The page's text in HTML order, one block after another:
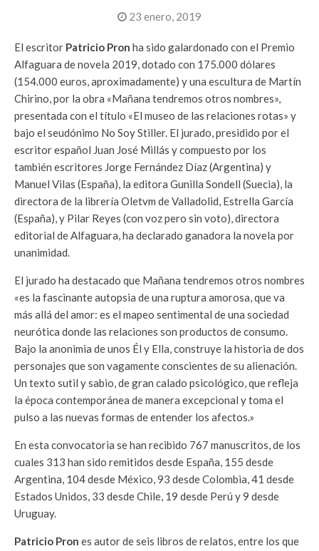
23 enero, 2019
El escritor Patricio Pron ha sido galardonado con el Premio
Alfaguara de novela 2019, dotado con 175.000 dólares
(154.000 euros, aproximadamente) y una escultura de Martín
Chirino, por la obra «Mañana tendremos otros nombres»,
presentada con el título «El museo de las relaciones rotas» y
bajo el seudónimo No Soy Stiller. El jurado, presidido por el
escritor español Juan José Millás y compuesto por los
también escritores Jorge Fernández Díaz (Argentina) y
Manuel Vilas (España), la editora Gunilla Sondell (Suecia), la
directora de la librería Oletvm de Valladolid, Estrella García
(España), y Pilar Reyes (con voz pero sin voto), directora
editorial de Alfaguara, ha declarado ganadora la novela por
unanimidad.
El jurado ha destacado que Mañana tendremos otros nombres
«es la fascinante autopsia de una ruptura amorosa, que va
más allá del amor: es el mapeo sentimental de una sociedad
neurótica donde las relaciones son productos de consumo.
Bajo la anonimia de unos Él y Ella, construye la historia de dos
personajes que son vagamente conscientes de su alienación.
Un texto sutil y sabio, de gran calado psicológico, que refleja
la época contemporánea de manera excepcional y toma el
pulso a las nuevas formas de entender los afectos.»
En esta convocatoria se han recibido 767 manuscritos, de los
cuales 313 han sido remitidos desde España, 155 desde
Argentina, 104 desde México, 93 desde Colombia, 41 desde
Estados Unidos, 33 desde Chile, 19 desde Perú y 9 desde
Uruguay.
Patricio Pron es autor de seis libros de relatos, entre los que